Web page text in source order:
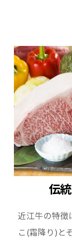
伝
近江牛の特徴
こ(霜降り)と